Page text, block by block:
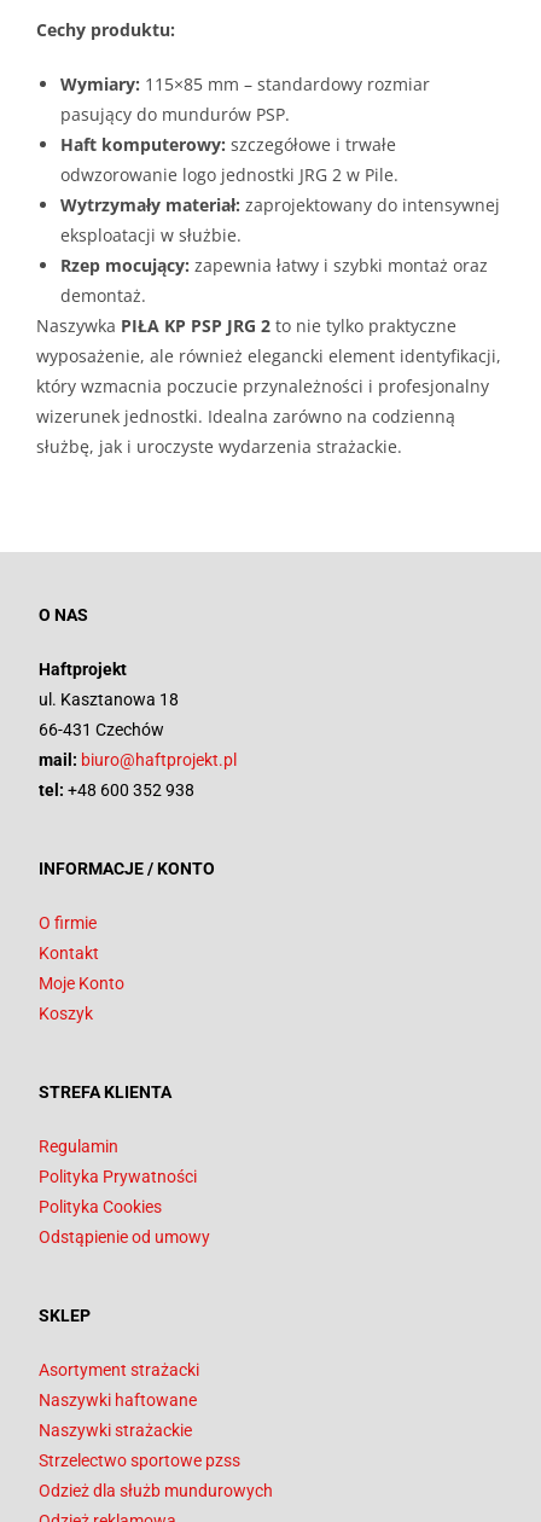
Cechy produktu:
Wymiary: 115×85 mm – standardowy rozmiar
pasujący do mundurów PSP.
Haft komputerowy: szczegółowe i trwałe
odwzorowanie logo jednostki JRG 2 w Pile.
Wytrzymały materiał: zaprojektowany do intensywnej
eksploatacji w służbie.
Rzep mocujący: zapewnia łatwy i szybki montaż oraz
demontaż.
Naszywka PIŁA KP PSP JRG 2 to nie tylko praktyczne
wyposażenie, ale również elegancki element identyfikacji,
który wzmacnia poczucie przynależności i profesjonalny
wizerunek jednostki. Idealna zarówno na codzienną
służbę, jak i uroczyste wydarzenia strażackie.
O NAS
Haftprojekt
ul. Kasztanowa 18
66-431 Czechów
mail: biuro@haftprojekt.pl
tel: +48 600 352 938
INFORMACJE / KONTO
O firmie
Kontakt
Moje Konto
Koszyk
STREFA KLIENTA
Regulamin
Polityka Prywatności
Polityka Cookies
Odstąpienie od umowy
SKLEP
Asortyment strażacki
Naszywki haftowane
Naszywki strażackie
Strzelectwo sportowe pzss
Odzież dla służb mundurowych